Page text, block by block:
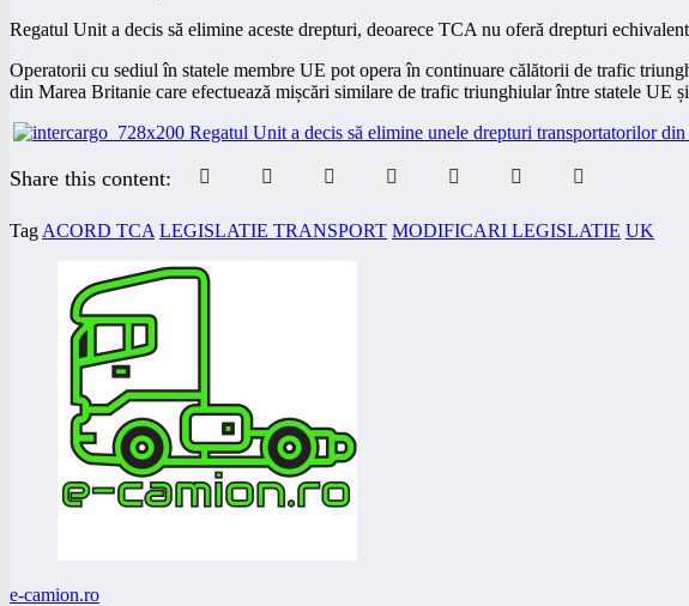
Regatul Unit a decis să elimine aceste drepturi, deoarece TCA nu oferă drepturi
Operatorii cu sediul în statele membre UE pot opera în continuare călătorii de trafic
din Marea Britanie care efectuează mișcări similare de trafic triunghiular între statele UE
Share this content:
Tag ACORD TCA LEGISLATIE TRANSPORT MODIFICARI LEGISLATIE UK
e-camion.ro